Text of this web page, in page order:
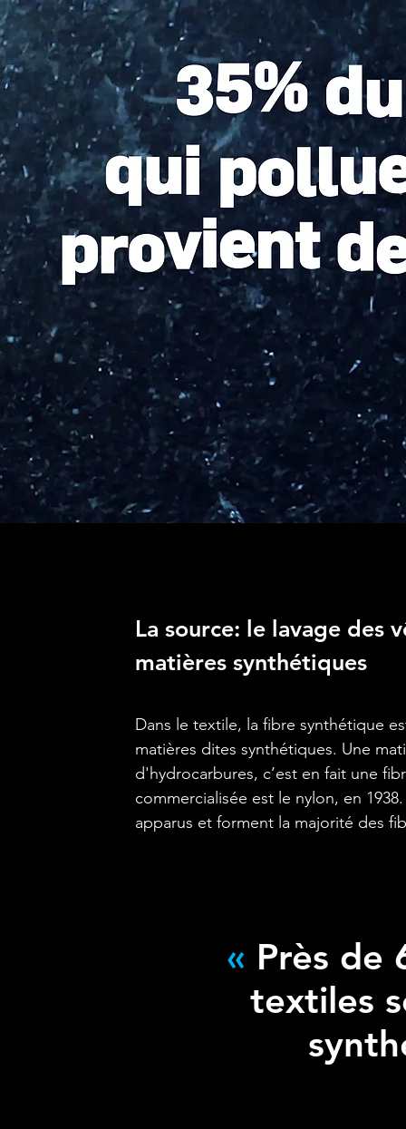
La source: le lavage des
matières synthétiques
Dans le textile, la fibre synthétique
matières dites synthétiques. Une
d'hydrocarbures, c’est en fait une
commercialisée est le nylon, en
apparus et forment la majorité des
« Près de
textiles